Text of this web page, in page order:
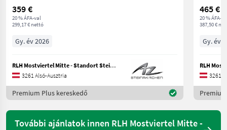
359 €
20 % ÁFA-val
299,17 € nettó
Gy. év 2026
RLH Mostviertel Mitte - Standort Steinakirchen
3261 Alsó-Ausztria
Premium Plus kereskedő
465 €
20 % ÁFA-
387,50 €
Gy. év
3261
További ajánlatok innen RLH Mostviertel Mitte -